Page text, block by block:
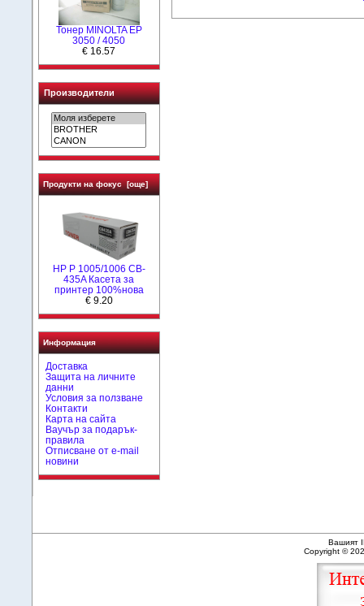
Тонер MINOLTA EP
3050 / 4050
€ 16.57
Производители
Продукти на фокус [още]
HP P 1005/1006 CB-
435A Касета за
принтер 100%нова
€ 9.20
Информация
Доставка
Защита на личните
данни
Условия за ползване
Контакти
Карта на сайта
Ваучър за подарък-
правила
Отписване от e-mail
новини
Вашият
Copyright ©